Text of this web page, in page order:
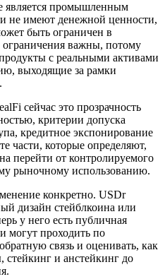
является промышленным
не имеют денежной ценности,
быть ограничен в
важны, потому
с реальными активами
выходящие за рамки
сейчас это прозрачность
критерии допуска
кредитное экспонирование
части, которые определяют,
перейти от контролируемого
рыночному использованию.
конкретно. USDr
дизайн стейблкоина или
у него есть публичная
могут проходить по
связь и оценивать, как
стейкинг и анстейкинг до